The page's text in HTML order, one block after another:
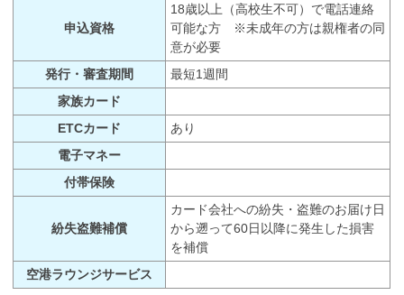
申込資格
18歳以上（高校生不可）で電話連絡
可能な方 ※未成年の方は親権者の同
意が必要
発行・審査期間
最短1週間
家族カード
ETCカード
あり
電子マネー
付帯保険
紛失盗難補償
カード会社への紛失・盗難のお届け日
から遡って60日以降に発生した損害
を補償
空港ラウンジサービス